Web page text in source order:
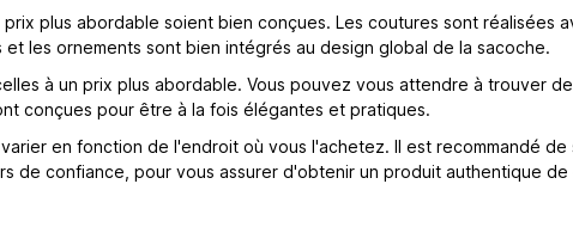
plus abordable soient bien conçues. Les coutures sont réalisées
les ornements sont bien intégrés au design global de la sacoche.
à un prix plus abordable. Vous pouvez vous attendre à trouver
conçues pour être à la fois élégantes et pratiques.
en fonction de l'endroit où vous l'achetez. Il est recommandé
de confiance, pour vous assurer d'obtenir un produit authentique de